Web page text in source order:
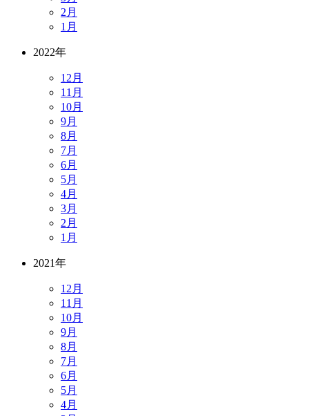
2月
1月
2022年
12月
11月
10月
9月
8月
7月
6月
5月
4月
3月
2月
1月
2021年
12月
11月
10月
9月
8月
7月
6月
5月
4月